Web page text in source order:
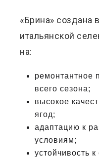
«Брина» создана
итальянской
на:
ремонтантное
всего сезона;
высокое
ягод;
адаптацию к
условиям;
устойчивость